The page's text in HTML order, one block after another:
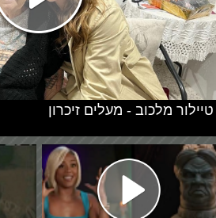
טיילור מלכוב - מעלים זיכרון